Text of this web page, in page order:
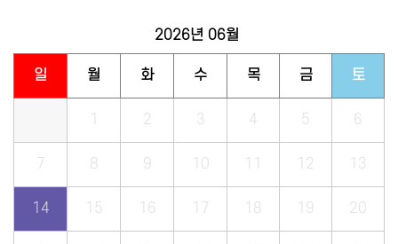
2026년 06월
일 월 화 수 목 금 토
1 2 3 4 5 6
7 8 9 10 11 12 13
14 15 16 17 18 19 20